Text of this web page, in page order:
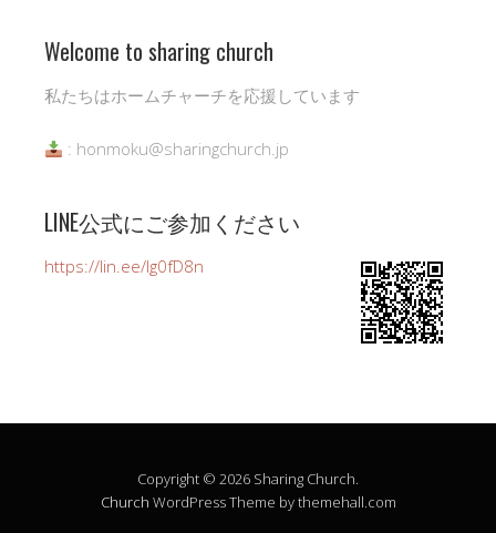
Welcome to sharing church
私たちはホームチャーチを応援しています
: honmoku@sharingchurch.jp
LINE公式にご参加ください
https://lin.ee/Ig0fD8n
Copyright © 2026 Sharing Church.
Church WordPress Theme by themehall.com